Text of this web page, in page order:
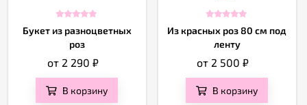
Букет из разноцветных
роз
от 2 290 ₽
В корзину
Из красных роз 80 см под
ленту
от 2 500₽
В корзину